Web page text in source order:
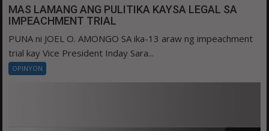
MAS LAMANG ANG PULITIKA KAYSA LEGAL SA
IMPEACHMENT TRIAL
PUNA ni JOEL O. AMONGO SA ika-13 araw ng impeachment
trial kay Vice President Inday Sara...
OPINYON